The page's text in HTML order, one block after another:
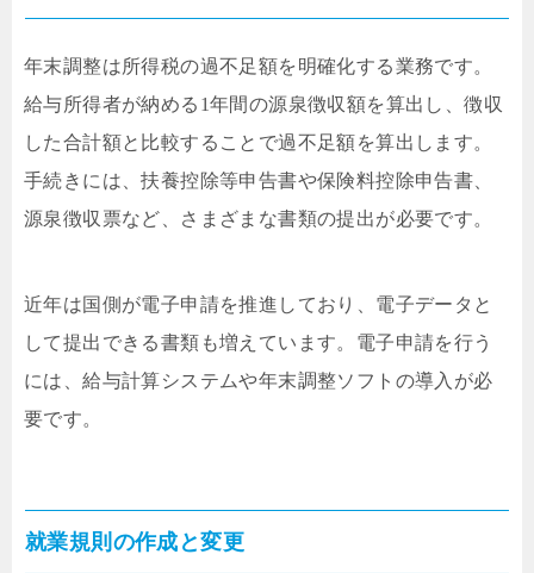
年末調整は所得税の過不足額を明確化する業務です。
給与所得者が納める1年間の源泉徴収額を算出し、徴収
した合計額と比較することで過不足額を算出します。
手続きには、扶養控除等申告書や保険料控除申告書、
源泉徴収票など、さまざまな書類の提出が必要です。
近年は国側が電子申請を推進しており、電子データと
して提出できる書類も増えています。電子申請を行う
には、給与計算システムや年末調整ソフトの導入が必
要です。
就業規則の作成と変更